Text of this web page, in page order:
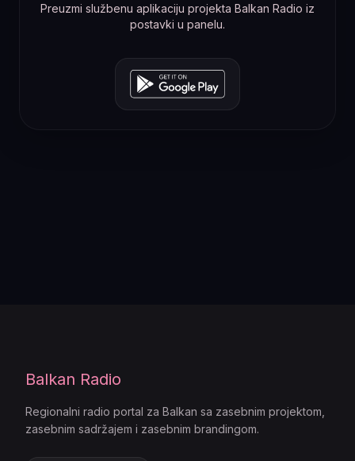
Preuzmi službenu aplikaciju projekta Balkan Radio iz
postavki u panelu.
Balkan Radio
Regionalni radio portal za Balkan sa zasebnim projektom,
zasebnim sadržajem i zasebnim brandingom.